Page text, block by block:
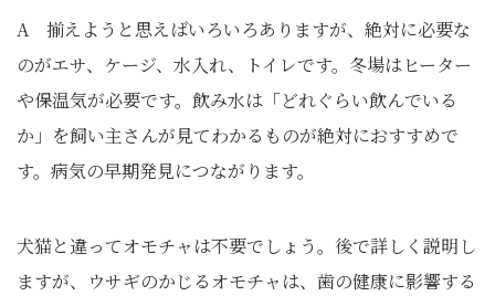
A 揃えようと思えばいろいろありますが、絶対に必要な
のがエサ、ケージ、水入れ、トイレです。冬場はヒーター
や保温気が必要です。飲み水は「どれぐらい飲んでいる
か」を飼い主さんが見てわかるものが絶対におすすめで
す。病気の早期発見につながります。
犬猫と違ってオモチャは不要でしょう。後で詳しく説明し
ますが、ウサギのかじるオモチャは、歯の健康に影響する